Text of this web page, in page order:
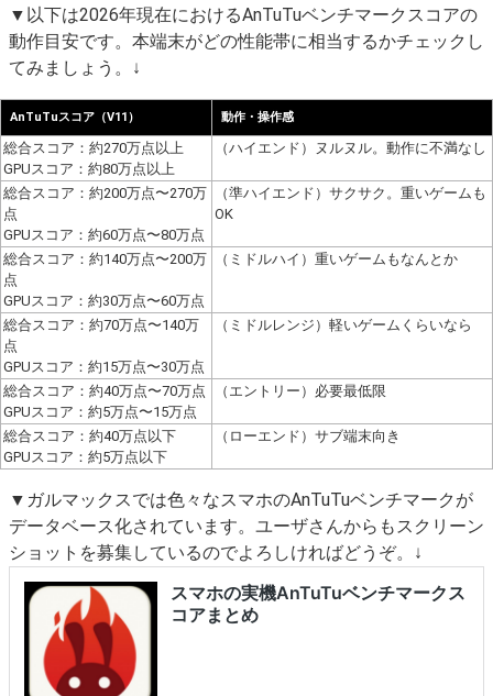
▼以下は2026年現在におけるAnTuTuベンチマークスコアの
動作目安です。本端末がどの性能帯に相当するかチェックし
てみましょう。↓
AnTuTuスコア（V11） 動作・操作感
総合スコア：約270万点以上
GPUスコア：約80万点以上
（ハイエンド）ヌルヌル。動作に不満なし
総合スコア：約200万点〜270万
点
GPUスコア：約60万点〜80万点
（準ハイエンド）サクサク。重いゲームも
OK
総合スコア：約140万点〜200万
点
GPUスコア：約30万点〜60万点
（ミドルハイ）重いゲームもなんとか
総合スコア：約70万点〜140万
点
GPUスコア：約15万点〜30万点
（ミドルレンジ）軽いゲームくらいなら
総合スコア：約40万点〜70万点
GPUスコア：約5万点〜15万点
（エントリー）必要最低限
総合スコア：約40万点以下
GPUスコア：約5万点以下
（ローエンド）サブ端末向き
▼ガルマックスでは色々なスマホのAnTuTuベンチマークが
データベース化されています。ユーザさんからもスクリーン
ショットを募集しているのでよろしければどうぞ。↓